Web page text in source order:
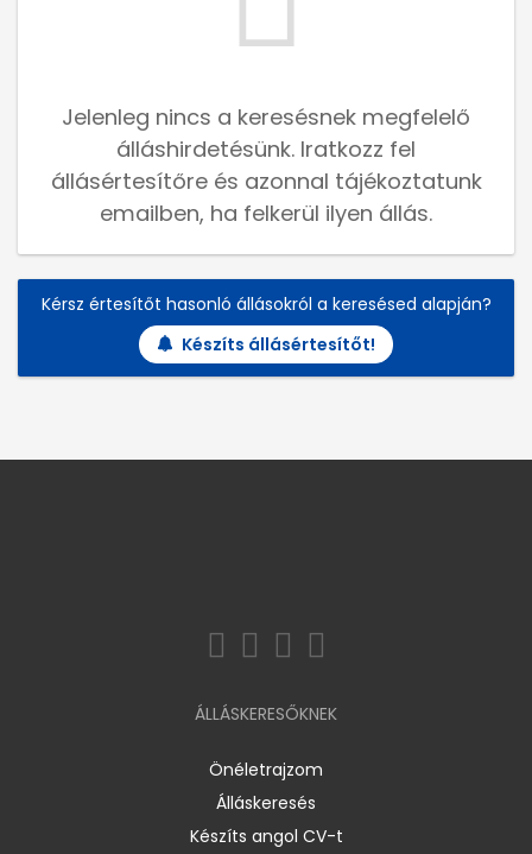
Jelenleg nincs a keresésnek megfelelő
álláshirdetésünk. Iratkozz fel
állásértesítőre és azonnal tájékoztatunk
emailben, ha felkerül ilyen állás.
Kérsz értesítőt hasonló állásokról a keresésed alapján?
Készíts állásértesítőt!
ÁLLÁSKERESŐKNEK
Önéletrajzom
Álláskeresés
Készíts angol CV-t